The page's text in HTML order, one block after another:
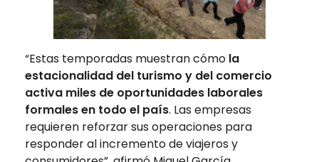
“Estas temporadas muestran cómo la
estacionalidad del turismo y del comercio
activa miles de oportunidades laborales
formales en todo el país. Las empresas
requieren reforzar sus operaciones para
responder al incremento de viajeros y